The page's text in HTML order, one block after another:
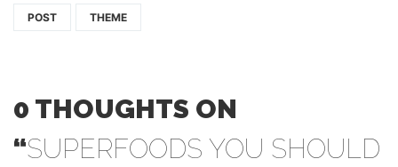
POST THEME
0 THOUGHTS ON
“SUPERFOODS YOU SHOULD